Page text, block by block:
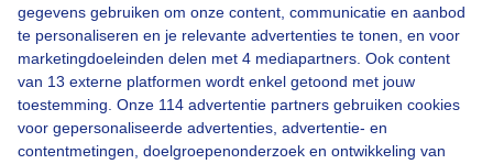
gegevens gebruiken om onze content, communicatie en aanbod
te personaliseren en je relevante advertenties te tonen, en voor
marketingdoeleinden delen met 4 mediapartners. Ook content
van 13 externe platformen wordt enkel getoond met jouw
toestemming. Onze 114 advertentie partners gebruiken cookies
voor gepersonaliseerde advertenties, advertentie- en
contentmetingen, doelgroepenonderzoek en ontwikkeling van
Over Buienradar